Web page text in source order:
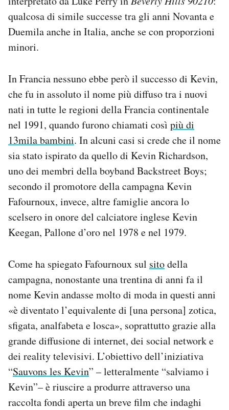
qualcosa di simile successe tra gli anni Novanta e
Duemila anche in Italia, anche se con proporzioni
minori.
In Francia nessuno ebbe però il successo di Kevin,
che fu in assoluto il nome più diffuso tra i nuovi
nati in tutte le regioni della Francia continentale
nel 1991, quando furono chiamati così più di
13mila bambini. In alcuni casi si crede che il nome
sia stato ispirato da quello di Kevin Richardson,
uno dei membri della boyband Backstreet Boys;
secondo il promotore della campagna Kevin
Fafournoux, invece, altre famiglie ancora lo
scelsero in onore del calciatore inglese Kevin
Keegan, Pallone d’oro nel 1978 e nel 1979.
Come ha spiegato Fafournoux sul sitodella
campagna, nonostante una trentina di anni fa il
nome Kevin andasse molto di moda in questi anni
«è diventato l’equivalente di [una persona] zotica,
sfigata, analfabeta e losca», soprattutto grazie alla
grande diffusione di internet, dei social network e
dei reality televisivi. L’obiettivo dell’iniziativa
“Sauvons les Kevin” – letteralmente “salviamo i
Kevin”– è riuscire a produrre attraverso una
raccolta fondi aperta un breve film che indaghi